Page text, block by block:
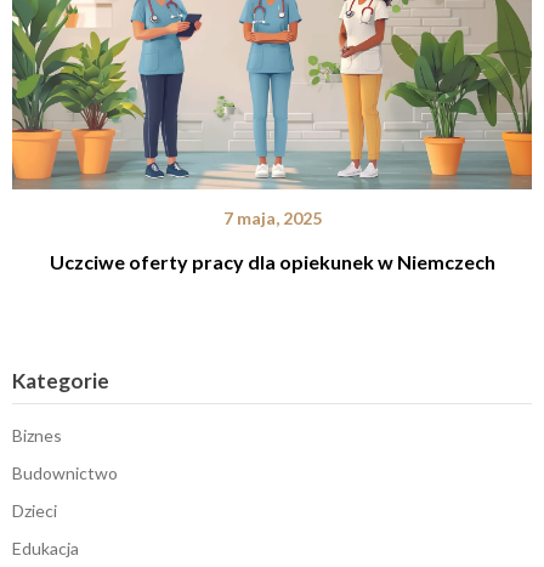
7 maja, 2025
Uczciwe oferty pracy dla opiekunek w Niemczech
Kategorie
Biznes
Budownictwo
Dzieci
Edukacja